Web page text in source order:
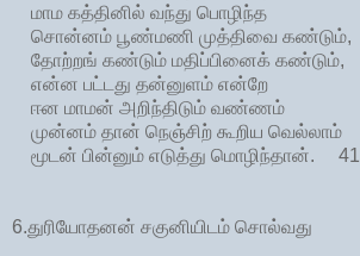
மாம கத்தினில் வந்து பொழிந்த
சொன்னம் பூண்மணி முத்திவை கண்டும்,
தோற்றங் கண்டும் மதிப்பினைக் கண்டும்,
என்ன பட்டது தன்னுளம் என்றே
ஈன மாமன் அறிந்திடும் வண்ணம்
முன்னம் தான் நெஞ்சிற் கூறிய வெல்லாம்
மூடன் பின்னும் எடுத்து மொழிந்தான். 41
6.துரியோதனன் சகுனியிடம் சொல்வது